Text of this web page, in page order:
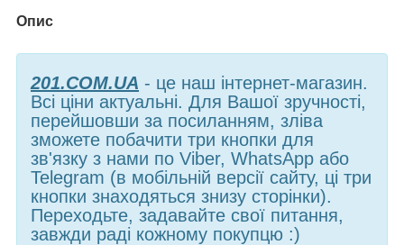
Опис
201.COM.UA - це наш інтернет-магазин.
Всі ціни актуальні. Для Вашої зручності,
перейшовши за посиланням, зліва
зможете побачити три кнопки для
зв'язку з нами по Viber, WhatsApp або
Telegram (в мобільній версії сайту, ці три
кнопки знаходяться знизу сторінки).
Переходьте, задавайте свої питання,
завжди раді кожному покупцю :)